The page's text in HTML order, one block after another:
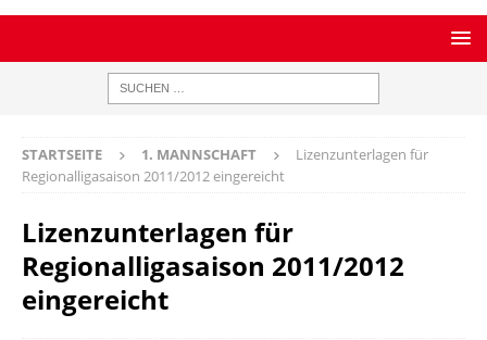
STARTSEITE 1. MANNSCHAFT
Lizenzunterlagen für
Regionalligasaison 2011/2012 eingereicht
Lizenzunterlagen für
Regionalligasaison 2011/2012
eingereicht